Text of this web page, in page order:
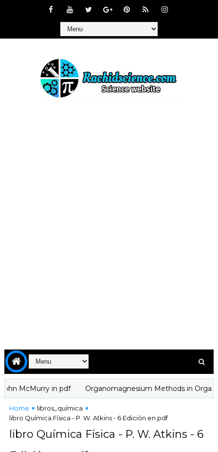
McMurry in pdf Organomagnesium Methods in Organic
Home
libros_química
libro Química Física - P. W. Atkins - 6 Edición en pdf
libro Química Física - P. W. Atkins - 6